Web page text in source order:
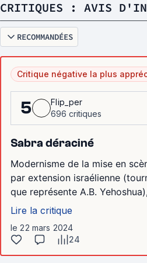
CRITIQUES : AVIS
RECOMMANDÉES
Critique négative la plus
5
Flip_per
696 critiques
Sabra déraciné
Modernisme de la mise en
par extension israélienne
que représente A.B.
Lire la critique
le 22 mars 2024
24